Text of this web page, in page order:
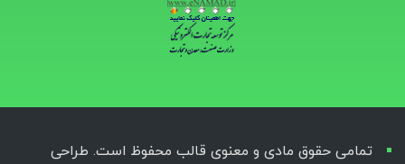
تمامی حقوق مادی و معنوی قالب محفوظ است. طراحی